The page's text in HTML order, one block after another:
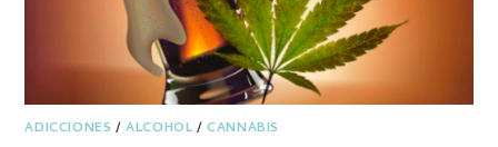
ADICCIONES /ALCOHOL /CANNABIS